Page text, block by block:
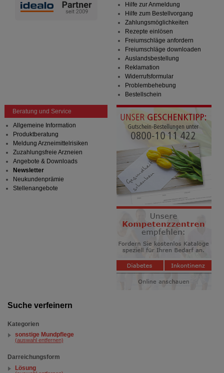
Suche verfeinern
Kategorien
sonstige Mundpflege
(auswahl entfernen)
Darreichungsform
Lösung
Hilfe zur Anmeldung
Hilfe zum Bestellvorgang
Zahlungsmöglichkeiten
Rezepte einlösen
Freiumschläge anfordern
Freiumschläge downloaden
Auslandsbestellung
Reklamation
Widerrufsformular
Problembehebung
Bestellschein
Beratung und Service
Allgemeine Information
Produktberatung
Meldung Arzneimittelrisiken
Zuzahlungsfreie Arzneien
Angebote & Downloads
Newsletter
Neukundenprämie
Stellenangebote